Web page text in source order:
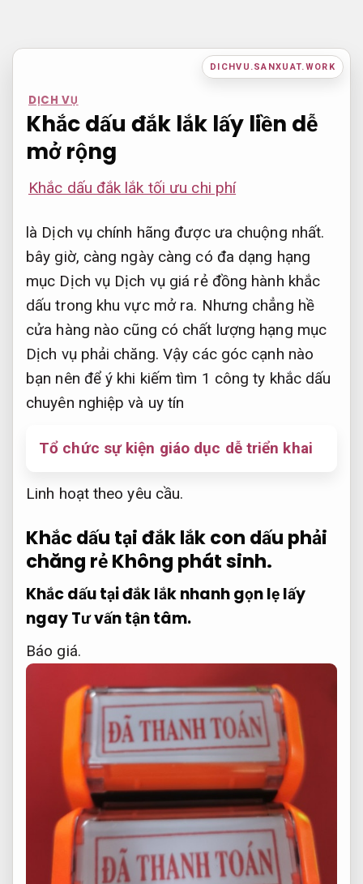
nội
DICHVU.SANXUAT.WORK
DỊCH VỤ
Khắc dấu đắk lắk lấy liền dễ
mở rộng
Khắc dấu đắk lắk tối ưu chi phí
là Dịch vụ chính hãng được ưa chuộng nhất.
bây giờ, càng ngày càng có đa dạng hạng
mục Dịch vụ Dịch vụ giá rẻ đồng hành khắc
dấu trong khu vực mở ra. Nhưng chẳng hề
cửa hàng nào cũng có chất lượng hạng mục
Dịch vụ phải chăng. Vậy các góc cạnh nào
bạn nên để ý khi kiếm tìm 1 công ty khắc dấu
chuyên nghiệp và uy tín
Tổ chức sự kiện giáo dục dễ triển khai
Linh hoạt theo yêu cầu.
Khắc dấu tại đắk lắk con dấu phải
chăng rẻKhông phát sinh.
Khắc dấu tại đắk lắk nhanh gọn lẹ lấy
ngayTư vấn tận tâm.
Báo giá.